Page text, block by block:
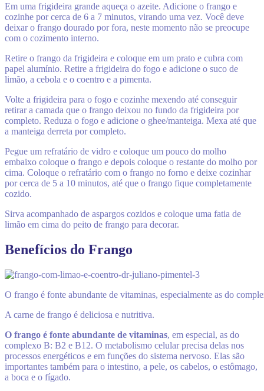
Em uma frigideira grande aqueça o azeite. Adicione o frango e
cozinhe por cerca de 6 a 7 minutos, virando uma vez. Você deve
deixar o frango dourado por fora, neste momento não se preocupe
com o cozimento interno.
Retire o frango da frigideira e coloque em um prato e cubra com
papel alumínio. Retire a frigideira do fogo e adicione o suco de
limão, a cebola e o coentro e a pimenta.
Volte a frigideira para o fogo e cozinhe mexendo até conseguir
retirar a camada que o frango deixou no fundo da frigideira por
completo. Reduza o fogo e adicione o ghee/manteiga. Mexa até que
a manteiga derreta por completo.
Pegue um refratário de vidro e coloque um pouco do molho
embaixo coloque o frango e depois coloque o restante do molho por
cima. Coloque o refratário com o frango no forno e deixe cozinhar
por cerca de 5 a 10 minutos, até que o frango fique completamente
cozido.
Sirva acompanhado de aspargos cozidos e coloque uma fatia de
limão em cima do peito de frango para decorar.
Benefícios do Frango
O frango é fonte abundante de vitaminas, especialmente as do
A carne de frango é deliciosa e nutritiva.
O frango é fonte abundante de vitaminas, em especial, as do
complexo B: B2 e B12. O metabolismo celular precisa delas nos
processos energéticos e em funções do sistema nervoso. Elas são
importantes também para o intestino, a pele, os cabelos, o estômago,
a boca e o fígado.